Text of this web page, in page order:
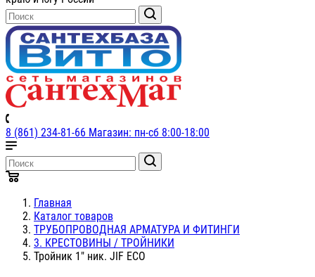
8 (861) 234-81-66 Магазин: пн-сб 8:00-18:00
Главная
Каталог товаров
ТРУБОПРОВОДНАЯ АРМАТУРА И ФИТИНГИ
3. КРЕСТОВИНЫ / ТРОЙНИКИ
Тройник 1" ник. JIF ЕСО